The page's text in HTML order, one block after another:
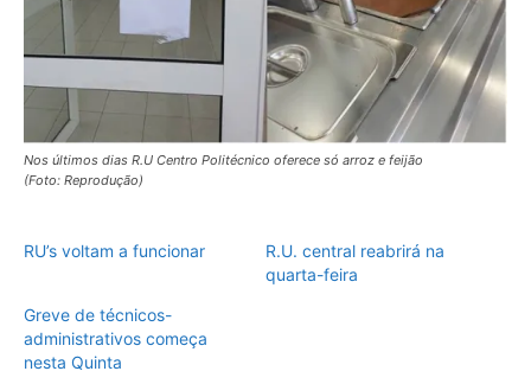
Nos últimos dias R.U Centro Politécnico oferece só arroz e feijão
(Foto: Reprodução)
RU’s voltam a funcionar
R.U. central reabrirá na
quarta-feira
Greve de técnicos-
administrativos começa
nesta Quinta